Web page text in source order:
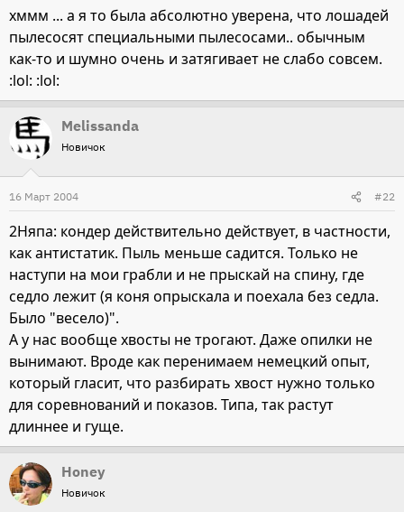
ы
л
а
хммм ... а я то была абсолютно уверена, что лошадей
пылесосят специальными пылесосами.. обычным
как-то и шумно очень и затягивает не слабо совсем.
:lol: :lol:
Melissanda
Новичок
16 Март 2004 #22
2Няпа: кондер действительно действует, в частности,
как антистатик. Пыль меньше садится. Только не
наступи на мои грабли и не прыскай на спину, где
седло лежит (я коня опрыскала и поехала без седла.
Было "весело)".
А у нас вообще хвосты не трогают. Даже опилки не
вынимают. Вроде как перенимаем немецкий опыт,
который гласит, что разбирать хвост нужно только
для соревнований и показов. Типа, так растут
длиннее и гуще.
Honey
Новичок